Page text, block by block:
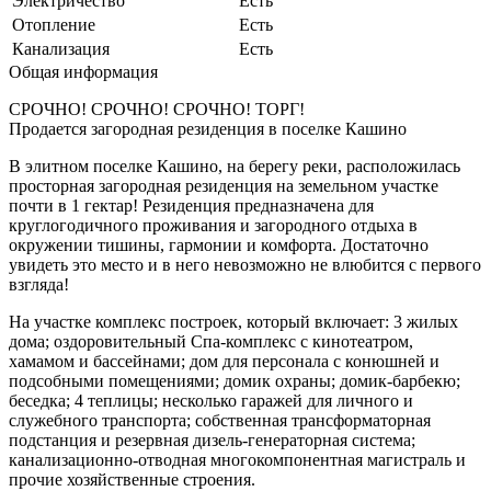
Отопление
Есть
Канализация
Есть
Общая информация
СРОЧНО! СРОЧНО! СРОЧНО! ТОРГ!
Продается загородная резиденция в поселке Кашино
В элитном поселке Кашино, на берегу реки, расположилась
просторная загородная резиденция на земельном участке
почти в 1 гектар! Резиденция предназначена для
круглогодичного проживания и загородного отдыха в
окружении тишины, гармонии и комфорта. Достаточно
увидеть это место и в него невозможно не влюбится с первого
взгляда!
На участке комплекс построек, который включает: 3 жилых
дома; оздоровительный Спа-комплекс с кинотеатром,
хамамом и бассейнами; дом для персонала с конюшней и
подсобными помещениями; домик охраны; домик-барбекю;
беседка; 4 теплицы; несколько гаражей для личного и
служебного транспорта; собственная трансформаторная
подстанция и резервная дизель-генераторная система;
канализационно-отводная многокомпонентная магистраль и
прочие хозяйственные строения.